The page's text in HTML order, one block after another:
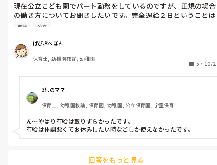
現在公立こども園でパート勤務をしているのですが、正規の場合
の働き方についてお聞きしたいです。完全週給２日ということは
聞きましたが、平日に有給をとることはできますか？担任を持つ
いします！
有給 公立
ぱぴぷぺぽん
保育士, 幼稚園教諭, 幼稚園
5 ・ 10/
3児のママ
保育士, 幼稚園教諭, 保育園, 幼稚園, 公立保育園, 学童保育
ん～やはり有給は取りずらかったです。
有給は体調悪くてお休みしたい時などしか使えなかったです。
回答をもっと見る